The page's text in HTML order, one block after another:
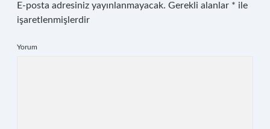
E-posta adresiniz yayınlanmayacak. Gerekli alanlar * ile
işaretlenmişlerdir
Yorum